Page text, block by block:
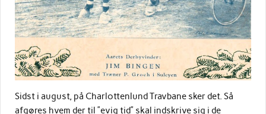
Sidst i august, på Charlottenlund Travbane sker det. Så
afgøres hvem der til ”evig tid” skal indskrive sig i de